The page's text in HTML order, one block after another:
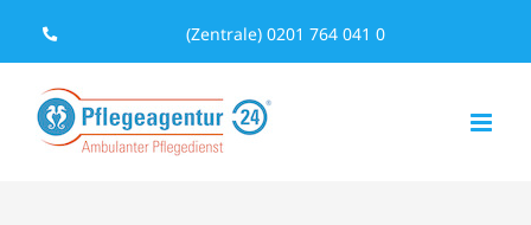
Inhalt
springen
(Zentrale) 0201 764 041 0